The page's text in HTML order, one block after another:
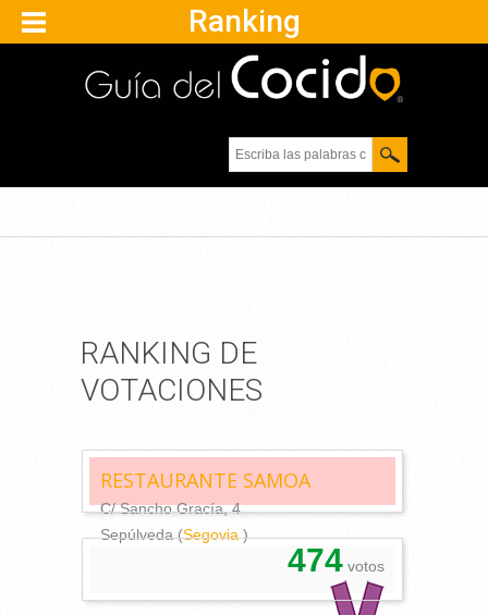
Ranking
Escriba las palabras
clave.
RANKING DE
VOTACIONES
RESTAURANTE SAMOA
C/ Sancho Gracía, 4
Sepúlveda (Segovia )
474 votos